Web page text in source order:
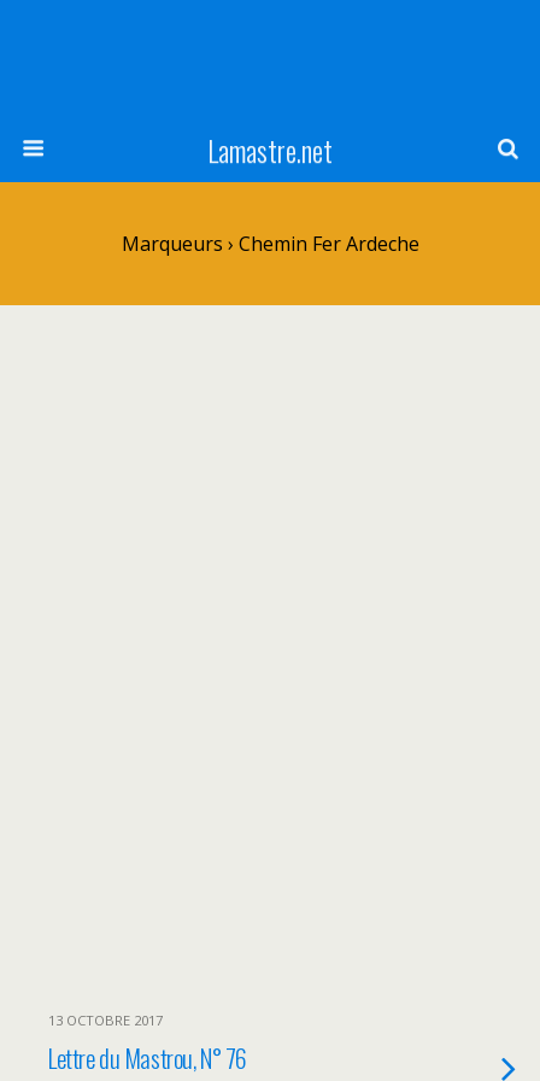
Lamastre.net
Marqueurs › Chemin Fer Ardeche
13 OCTOBRE 2017
Lettre du Mastrou, N° 76